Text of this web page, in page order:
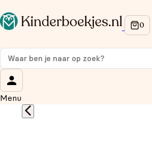
Menu
Op de hoogte blijven van onze acties?
Meld je aan voor onze nieuwsbrief
korting
Wat is je voornaam?
Wat is je e-mailadres?